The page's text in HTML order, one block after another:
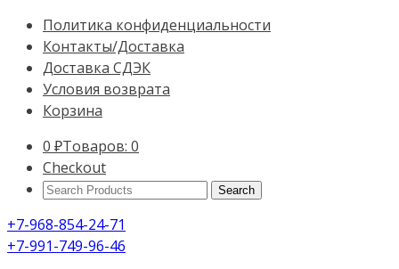
Политика конфиденциальности
Контакты/Доставка
Доставка СДЭК
Условия возврата
Корзина
0 ₽Товаров: 0
Checkout
Search
+7-968-854-24-71
+7-991-749-96-46